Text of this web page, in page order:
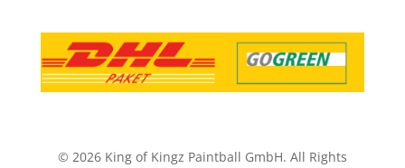
© 2026 King of Kingz Paintball GmbH. All Rights